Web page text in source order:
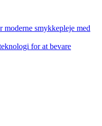
smykkepleje med
for at bevare